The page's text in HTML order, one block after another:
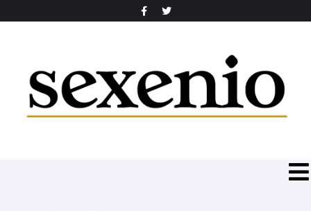
SEARCH THIS WEBSITE